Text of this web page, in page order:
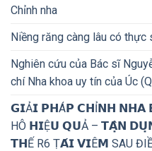
Chỉnh nha
Niềng răng càng lâu có thực
Nghiên cứu của Bác sĩ
chí Nha khoa uy tín của Úc
𝗚𝗜Ả𝗜 𝗣𝗛Á𝗣 𝗖𝗛Ỉ𝗡𝗛 𝗡𝗛𝗔
HÔ 𝗛𝗜Ệ𝗨 𝗤𝗨Ả – 𝗧𝗔̣̂𝗡
𝗧𝗛Ế R6 Ṭ𝗔́𝗜 𝗩𝗜Ê𝗠 SAU